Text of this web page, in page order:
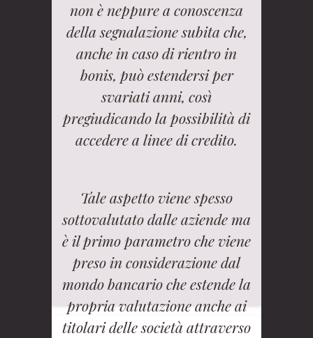
non è neppure a conoscenza
della segnalazione subita che,
anche in caso di rientro in
bonis, può estendersi per
svariati anni, così
pregiudicando la possibilità di
accedere a linee di credito.
Tale aspetto viene spesso
sottovalutato dalle aziende ma
è il primo parametro che viene
preso in considerazione dal
mondo bancario che estende la
propria valutazione anche ai
titolari delle società attraverso